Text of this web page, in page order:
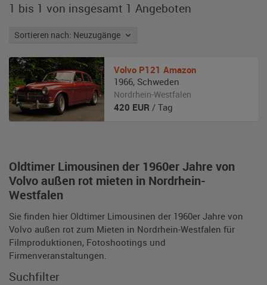
1 bis 1 von insgesamt 1 Angeboten
Sortieren nach: Neuzugänge
Oldtimer Limousinen der 1960er Jahre von
Volvo außen rot mieten in Nordrhein-
Westfalen
Sie finden hier Oldtimer Limousinen der 1960er Jahre von
Volvo außen rot zum Mieten in Nordrhein-Westfalen für
Filmproduktionen, Fotoshootings und
Firmenveranstaltungen.
Volvo P121 Amazon
1966, Schweden
Nordrhein-Westfalen
420 EUR / Tag
Suchfilter